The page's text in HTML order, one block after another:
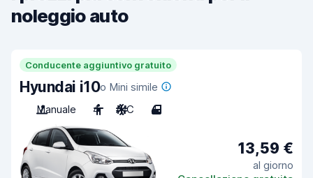
noleggio auto
Conducente aggiuntivo gratuito
Hyundai i10o Mini simile
Manuale
4 A/C 4
13,59 €
al giorno